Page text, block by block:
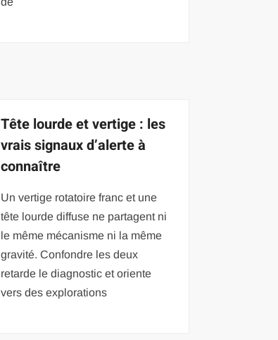
Tête lourde et vertige : les
vrais signaux d’alerte à
connaître
Un vertige rotatoire franc et une
tête lourde diffuse ne partagent ni
le même mécanisme ni la même
gravité. Confondre les deux
retarde le diagnostic et oriente
vers des explorations